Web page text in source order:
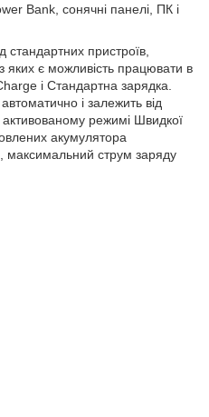
Bank, сонячні панелі, ПК і
стандартних пристроїв,
яких є можливість працювати в
і Стандартна зарядка.
і залежить від
активованому режимі Швидкої
акумулятора
максимальний струм заряду